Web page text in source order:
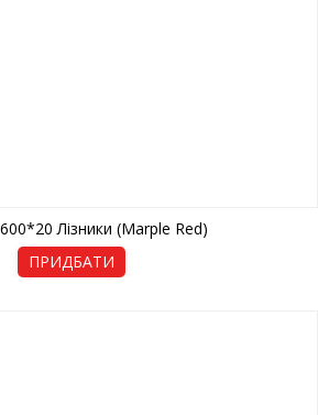
ПРИДБАТИ
Лізники (Marple Red)